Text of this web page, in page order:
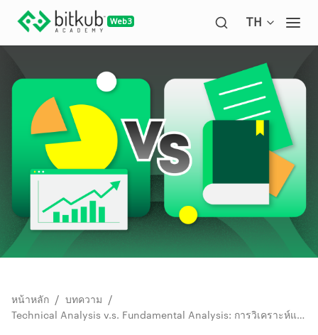
Open
TH
หน้าหลัก / บทความ /
Technical Analysis v.s. Fundamental Analysis: การวิเคราะห์แบ